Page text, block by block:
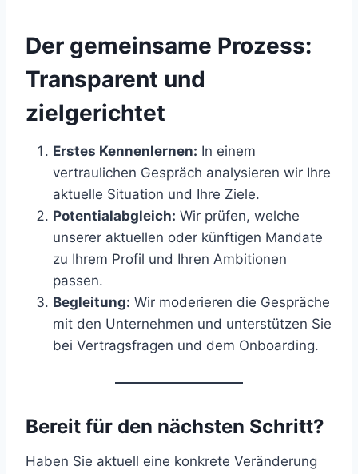
Der gemeinsame Prozess:
Transparent und
zielgerichtet
Erstes Kennenlernen: In einem
vertraulichen Gespräch analysieren wir Ihre
aktuelle Situation und Ihre Ziele.
Potentialabgleich: Wir prüfen, welche
unserer aktuellen oder künftigen Mandate
zu Ihrem Profil und Ihren Ambitionen
passen.
Begleitung: Wir moderieren die Gespräche
mit den Unternehmen und unterstützen Sie
bei Vertragsfragen und dem Onboarding.
Bereit für den nächsten Schritt?
Haben Sie aktuell eine konkrete Veränderung